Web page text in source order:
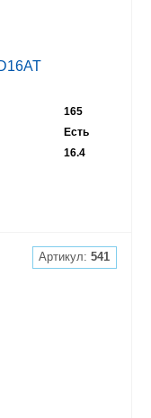
165
Есть
16.4
Артикул:541